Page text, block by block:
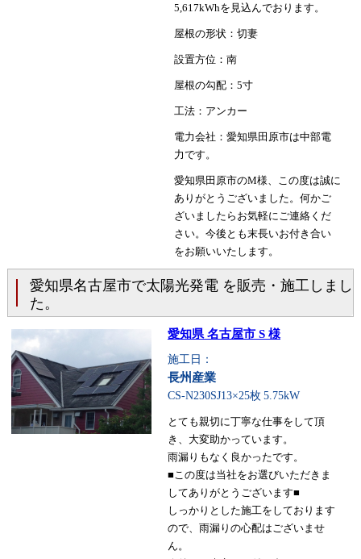
5,617kWhを見込んでおります。
屋根の形状：切妻
設置方位：南
屋根の勾配：5寸
工法：アンカー
電力会社：愛知県田原市は中部電
力です。
愛知県田原市のM様、この度は誠に
ありがとうございました。何かご
ざいましたらお気軽にご連絡くだ
さい。今後とも末長いお付き合い
をお願いいたします。
愛知県名古屋市で太陽光発電 を販売・施工しまし
た。
愛知県 名古屋市 S 様
施工日：
長州産業
CS-N230SJ13×25枚 5.75kW
とても親切に丁寧な仕事をして頂
き、大変助かっています。
雨漏りもなく良かったです。
■この度は当社をお選びいただきま
してありがとうございます■
しっかりとした施工をしております
ので、雨漏りの心配はございませ
ん。